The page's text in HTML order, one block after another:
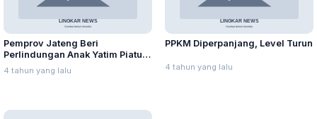
Pemprov Jateng Beri
Perlindungan Anak Yatim Piatu
Karena Covid-19
4 tahun yang lalu
PPKM Diperpanjang, Level Turun
4 tahun yang lalu